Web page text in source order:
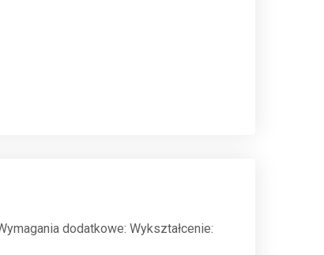
dodatkowe: Wykształcenie: